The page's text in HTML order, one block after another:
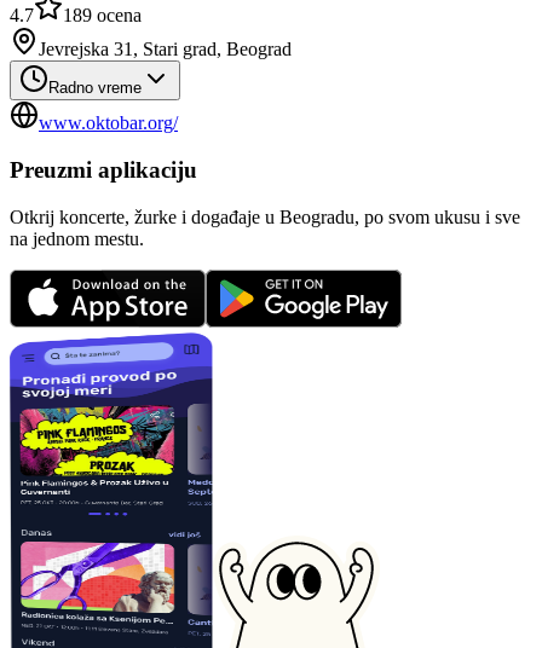
4.7 189 ocena
Jevrejska 31, Stari grad, Beograd
Radno vreme
www.oktobar.org/
Preuzmi aplikaciju
Otkrij koncerte, žurke i događaje u Beogradu, po svom ukusu i sve
na jednom mestu.